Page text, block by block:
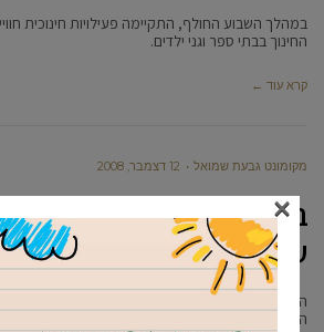
במהלך השבוע החולף, התקיימה פעילויות חינוכית
החינוך בבתי ספר וגני ילדים.
קרא עוד ←
מקומונט גבעת שמואל 12 דצמבר, 2008
בבי”ס יגאל אלון בגבעת
על המים
התלמידים החלו בפרוייקט מיוחד במסגרתו נחשפו
הטמונה בחסרונם.
×